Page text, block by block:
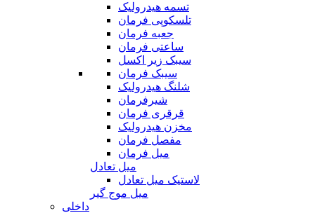
تسمه هیدرولیک
تلسکوپی فرمان
جعبه فرمان
ساعتی فرمان
سیبک زیر اکسل
سیبک فرمان
شلنگ هیدرولیک
شیرفرمان
قرقری فرمان
مخزن هیدرولیک
مفصل فرمان
میل فرمان
میل تعادل
لاستیک میل تعادل
میل موج گیر
داخلی